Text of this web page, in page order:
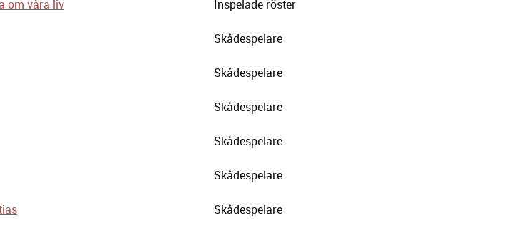
om våra liv Inspelade röster
Skådespelare
Skådespelare
Skådespelare
Skådespelare
Skådespelare
Skådespelare